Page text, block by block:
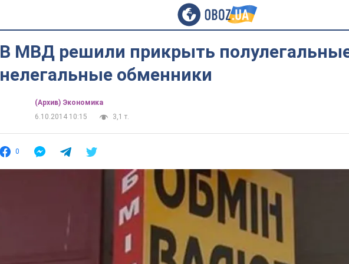
В МВД решили прикрыть
нелегальные обменники
(Архив) Экономика
6.10.2014 10:15
3,1 т.
0